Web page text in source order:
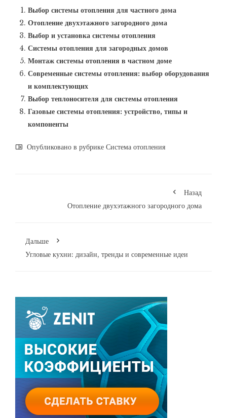
Выбор системы отопления для частного дома
Отопление двухэтажного загородного дома
Выбор и установка системы отопления
Системы отопления для загородных домов
Монтаж системы отопления в частном доме
Современные системы отопления: выбор оборудования
и комплектующих
Выбор теплоносителя для системы отопления
Газовые системы отопления: устройство, типы и
компоненты
Опубликовано в рубрике Система отопления
Назад
Отопление двухэтажного загородного дома
Дальше
Угловые кухни: дизайн, тренды и современные идеи